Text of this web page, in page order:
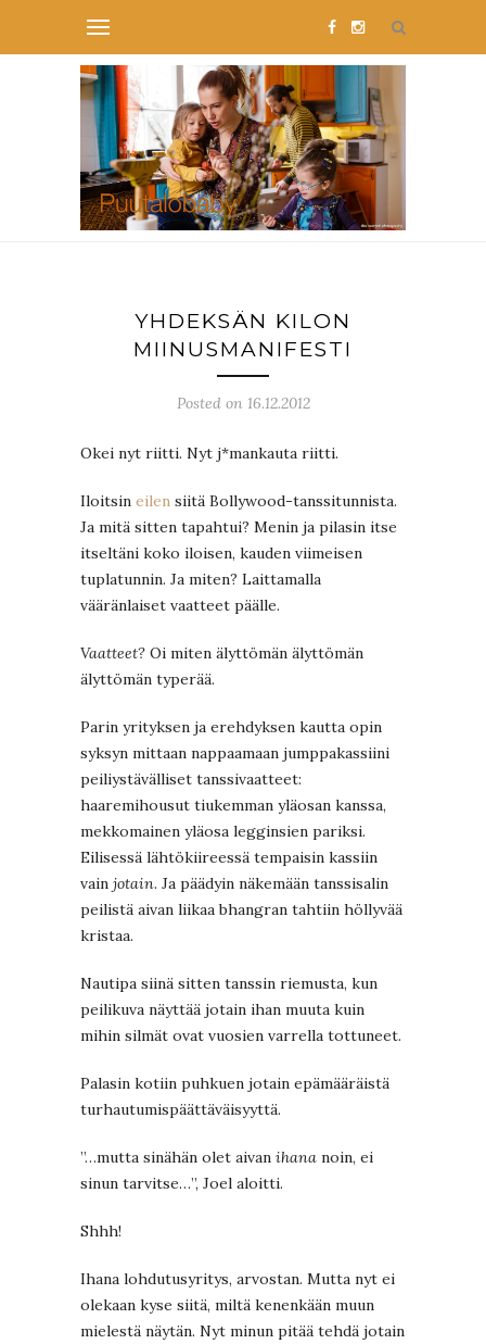
YHDEKSÄN KILON
MIINUSMANIFESTI
Posted on 16.12.2012
Okei nyt riitti. Nyt j*mankauta riitti.
Iloitsin eilen siitä Bollywood-tanssitunnista.
Ja mitä sitten tapahtui? Menin ja pilasin itse
itseltäni koko iloisen, kauden viimeisen
tuplatunnin. Ja miten? Laittamalla
vääränlaiset vaatteet päälle.
Vaatteet? Oi miten älyttömän älyttömän
älyttömän typerää.
Parin yrityksen ja erehdyksen kautta opin
syksyn mittaan nappaamaan jumppakassiini
peiliystävälliset tanssivaatteet:
haaremihousut tiukemman yläosan kanssa,
mekkomainen yläosa legginsien pariksi.
Eilisessä lähtökiireessä tempaisin kassiin
vain jotain. Ja päädyin näkemään tanssisalin
peilistä aivan liikaa bhangran tahtiin höllyvää
kristaa.
Nautipa siinä sitten tanssin riemusta, kun
peilikuva näyttää jotain ihan muuta kuin
mihin silmät ovat vuosien varrella tottuneet.
Palasin kotiin puhkuen jotain epämääräistä
turhautumispäättäväisyyttä.
”…mutta sinähän olet aivan ihana noin, ei
sinun tarvitse…”, Joel aloitti.
Shhh!
Ihana lohdutusyritys, arvostan. Mutta nyt ei
olekaan kyse siitä, miltä kenenkään muun
mielestä näytän. Nyt minun pitää tehdä jotain